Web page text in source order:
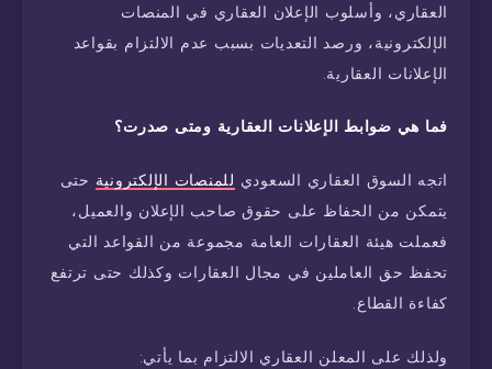
العقاري، وأسلوب الإعلان العقاري في المنصات
الإلكترونية، ورصد التعديات بسبب عدم الالتزام بقواعد
الإعلانات العقارية.
فما هي ضوابط الإعلانات العقارية ومتى صدرت؟
اتجه السوق العقاري السعودي للمنصات الإلكترونية حتى
يتمكن من الحفاظ على حقوق صاحب الإعلان والعميل،
فعملت هيئة العقارات العامة مجموعة من القواعد التي
تحفظ حق العاملين في مجال العقارات وكذلك حتى ترتفع
كفاءة القطاع.
ولذلك على المعلن العقاري الالتزام بما يأتي: